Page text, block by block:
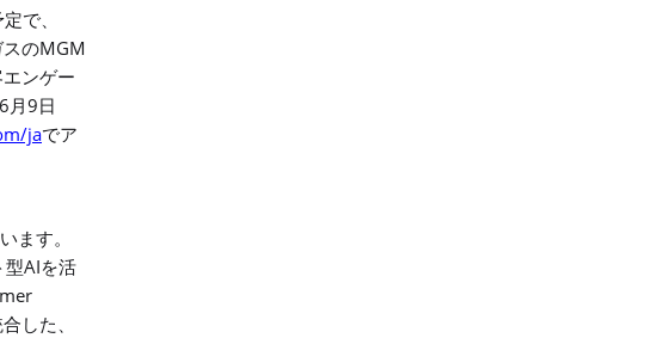
で、
スのMGM
エンゲー
6 月 9 日
jaでア
ます。
型AIを活
した、